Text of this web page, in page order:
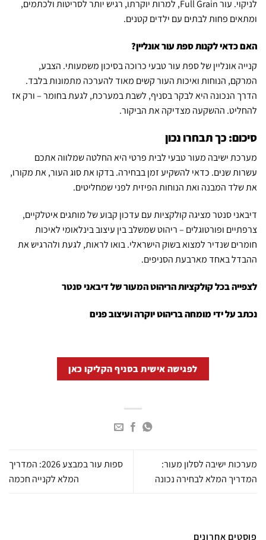
לניקוי. עור Full Grain, למרות יוקרתו, רגיש יותר לסריטות ולכתמים,
ומתאים פחות לבתים עם ילדים קטנים.
האם כדאי לקנות ספת עור אונליין?
קנייה אונליין של ספת עור טבעי כרוכה בסיכון משמעותי. הצבע,
המרקם, הנוחות ואיכות העור קשים מאוד להערכה מתמונות בלבד.
הדרך הנכונה היא לבקר בסניף, לשבת במערכת, לגעת בחומר – ורק אז
להחליט. ההשקעה מצדיקה את הביקור.
סיכום: כך תבחרו נכון
מערכת ישיבה מעור טבעי לבית פרטי היא החלטה שמלווה אתכם
עשרות שנים. כדאי להשקיע זמן בבחירה. בדקו את סוג העור, את מקורו,
את שלד המבנה ואת הנוחות הפיזית לפני שמחליטים.
דיבאני סנטר מציגה קולקציות עם עדכון קבוע של מותגים איטלקיים,
צרפתיים ופורטוגלים – ריהוט שמשלב בין עיצוב בינלאומי לאיכות
חומרים שנדיר למצוא בשוק הישראלי. בואו לראות, לגעת ולהרגיש את
ההבדל באחד מארבעת הסניפים.
לצפייה בכל קולקציות הריהוט המעור של דיבאני סנטר
נכתב על ידי מומחה בריהוט יוקרה ועיצוב פנים
לפגישה אישית בסניף הקליקו כאן
מערכות ישיבה לסלון מעור:
המדריך המלא לבחירה נכונה
ספות עור במבצע 2026: המדריך
המלא לקנייה חכמה
פוסטים אחרונים